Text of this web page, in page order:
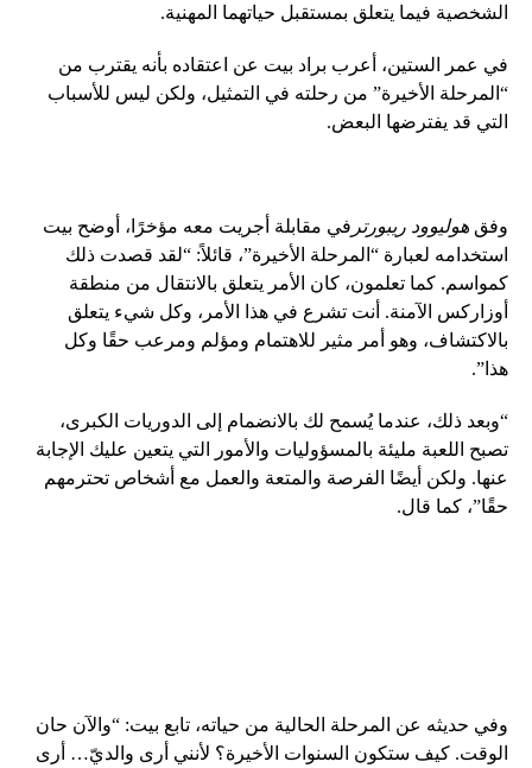
الشخصية فيما يتعلق بمستقبل حياتهما المهنية.
في عمر الستين، أعرب براد بيت عن اعتقاده بأنه يقترب من
“المرحلة الأخيرة” من رحلته في التمثيل، ولكن ليس للأسباب
التي قد يفترضها البعض.
وفق هوليوود ريبورتر في مقابلة أجريت معه مؤخرًا، أوضح بيت
استخدامه لعبارة “المرحلة الأخيرة”، قائلاً: “لقد قصدت ذلك
كمواسم. كما تعلمون، كان الأمر يتعلق بالانتقال من منطقة
أوزاركس الآمنة. أنت تشرع في هذا الأمر، وكل شيء يتعلق
بالاكتشاف، وهو أمر مثير للاهتمام ومؤلم ومرعب حقًا وكل
هذا”.
“وبعد ذلك، عندما يُسمح لك بالانضمام إلى الدوريات الكبرى،
تصبح اللعبة مليئة بالمسؤوليات والأمور التي يتعين عليك الإجابة
عنها. ولكن أيضًا الفرصة والمتعة والعمل مع أشخاص تحترمهم
حقًا”، كما قال.
وفي حديثه عن المرحلة الحالية من حياته، تابع بيت: “والآن حان
الوقت. كيف ستكون السنوات الأخيرة؟ لأنني أرى والديّ… أرى